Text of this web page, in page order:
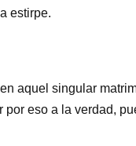
estirpe.
aquel singular
eso a la verdad,